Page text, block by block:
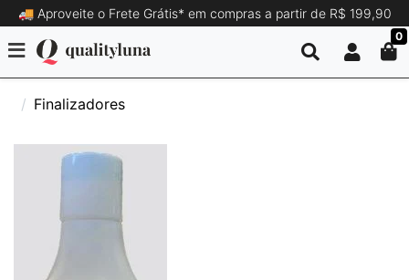
🚚 Aproveite o Frete Grátis* em compras a partir de R$ 199,90
0
Finalizadores